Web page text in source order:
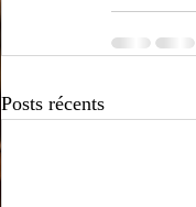
Posts récents